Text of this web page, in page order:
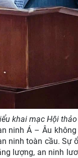
khai mạc Hội thảo
ninh Á – Âu
ninh toàn cầu. Sự
lượng, an ninh